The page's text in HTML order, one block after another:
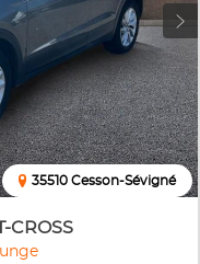
CROSS
35510 Cesson-Sévigné